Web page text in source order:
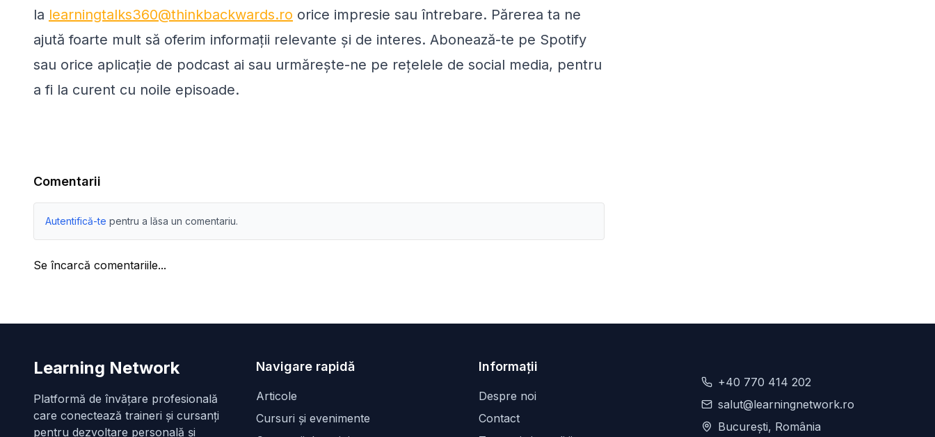
la learningtalks360@thinkbackwards.ro orice impresie sau întrebare. Părerea ta ne
ajută foarte mult să oferim informații relevante și de interes. Abonează-te pe Spotify
sau orice aplicație de podcast ai sau urmărește-ne pe rețelele de social media, pentru
a fi la curent cu noile episoade.
Comentarii
Autentifică-te pentru a lăsa un comentariu.
Se încarcă comentariile...
Learning Network
Platformă de învățare profesională
care conectează traineri și cursanți
pentru dezvoltare personală și
Navigare rapidă
Articole
Cursuri și evenimente
Informații
Despre noi
Contact
+40 770 414 202
salut@learningnetwork.ro
București, România